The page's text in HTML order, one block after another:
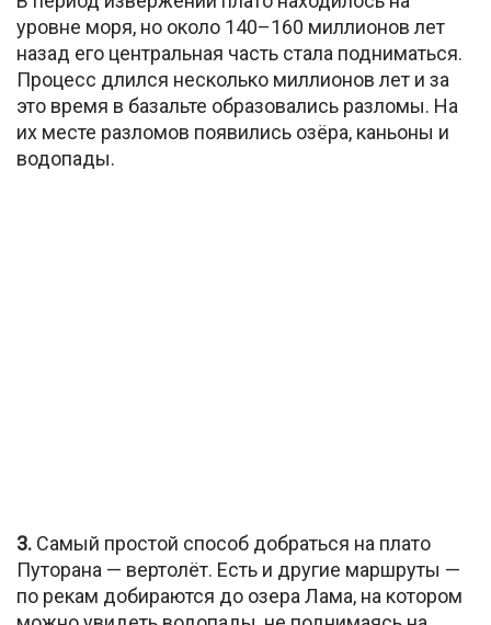
уровне моря, но около 140–160 миллионов лет
назад его центральная часть стала подниматься.
Процесс длился несколько миллионов лет и за
это время в базальте образовались разломы. На
их месте разломов появились озёра, каньоны и
водопады.
3. Самый простой способ добраться на плато
Путорана — вертолёт. Есть и другие маршруты —
по рекам добираются до озера Лама, на котором